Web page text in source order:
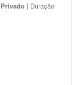
Privado | Duração